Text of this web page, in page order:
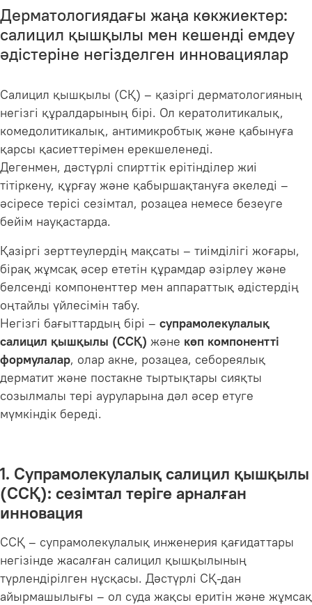
Дерматологиядағы жаңа көкжиектер:
салицил қышқылы мен кешенді емдеу
әдістеріне негізделген инновациялар
Салицил қышқылы (СҚ) – қазіргі дерматологияның
негізгі құралдарының бірі. Ол кератолитикалық,
комедолитикалық, антимикробтық және қабынуға
қарсы қасиеттерімен ерекшеленеді.
Дегенмен, дәстүрлі спирттік ерітінділер жиі
тітіркену, құрғау және қабыршақтануға әкеледі –
әсіресе терісі сезімтал, розацеа немесе безеуге
бейім науқастарда.
Қазіргі зерттеулердің мақсаты – тиімділігі жоғары,
бірақ жұмсақ әсер ететін құрамдар әзірлеу және
белсенді компоненттер мен аппараттық әдістердің
оңтайлы үйлесімін табу.
Негізгі бағыттардың бірі – супрамолекулалық
салицил қышқылы (ССҚ) және көп компонентті
формулалар, олар акне, розацеа, себореялық
дерматит және постакне тыртықтары сияқты
созылмалы тері ауруларына дәл әсер етуге
мүмкіндік береді.
1. Супрамолекулалық салицил қышқылы
(ССҚ): сезімтал теріге арналған
инновация
ССҚ – супрамолекулалық инженерия қағидаттары
негізінде жасалған салицил қышқылының
түрлендірілген нұсқасы. Дәстүрлі СҚ-дан
айырмашылығы – ол суда жақсы еритін және жұмсақ